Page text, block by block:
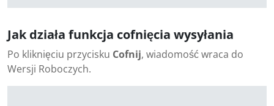
Jak działa funkcja cofnięcia wysyłania
Po kliknięciu przycisku Cofnij, wiadomość wraca do
Wersji Roboczych.